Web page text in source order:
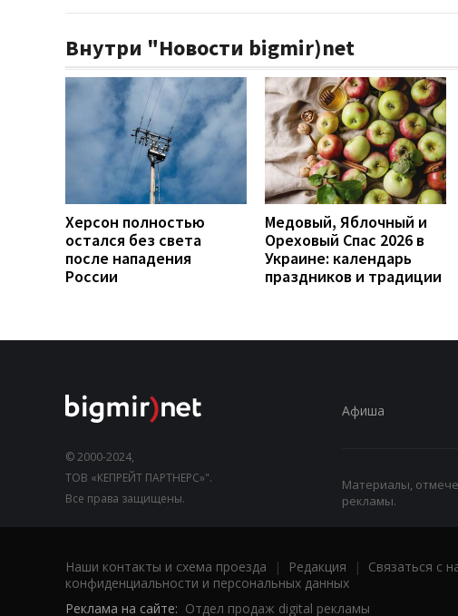
Внутри "Новости bigmir)net
Херсон полностью
остался без света
после нападения
России
Медовый, Яблочный и
Ореховый Спас 2026 в
Украине: календарь
праздников и традиции
© 2000-2024,
ТОВ «КЕПРЕЙТ ПАРТНЕРС»".
Все права защищены.
Афиша
Материалы,
рекламы.
Наши контакты и схема проезда | Редакция | Связаться с
конфиденциальности и персональных данных
Реклама на сайте: Отдел продаж digital рекламы